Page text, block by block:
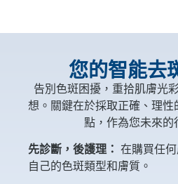
您的智能去
告別色斑困擾，重拾肌膚光
想。關鍵在於採取正確、理
點，作為您未來的
先診斷，後護理： 在購買任
自己的色斑類型和膚質。